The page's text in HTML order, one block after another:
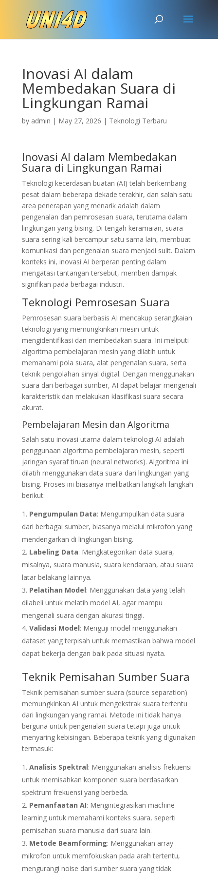
Inovasi AI dalam
Membedakan Suara di
Lingkungan Ramai
by admin | May 27, 2026 | Teknologi Terbaru
Inovasi AI dalam Membedakan
Suara di Lingkungan Ramai
Teknologi kecerdasan buatan (AI) telah berkembang
pesat dalam beberapa dekade terakhir, dan salah satu
area penerapan yang menarik adalah dalam
pengenalan dan pemrosesan suara, terutama dalam
lingkungan yang bising. Di tengah keramaian, suara-
suara sering kali bercampur satu sama lain, membuat
komunikasi dan pengenalan suara menjadi sulit. Dalam
konteks ini, inovasi AI berperan penting dalam
mengatasi tantangan tersebut, memberi dampak
signifikan pada berbagai industri.
Teknologi Pemrosesan Suara
Pemrosesan suara berbasis AI mencakup serangkaian
teknologi yang memungkinkan mesin untuk
mengidentifikasi dan membedakan suara. Ini meliputi
algoritma pembelajaran mesin yang dilatih untuk
memahami pola suara, alat pengenalan suara, serta
teknik pengolahan sinyal digital. Dengan menggunakan
suara dari berbagai sumber, AI dapat belajar mengenali
karakteristik dan melakukan klasifikasi suara secara
akurat.
Pembelajaran Mesin dan Algoritma
Salah satu inovasi utama dalam teknologi AI adalah
penggunaan algoritma pembelajaran mesin, seperti
jaringan syaraf tiruan (neural networks). Algoritma ini
dilatih menggunakan data suara dari lingkungan yang
bising. Proses ini biasanya melibatkan langkah-langkah
berikut:
Pengumpulan Data: Mengumpulkan data suara
dari berbagai sumber, biasanya melalui mikrofon yang
mendengarkan di lingkungan bising.
Labeling Data: Mengkategorikan data suara,
misalnya, suara manusia, suara kendaraan, atau suara
latar belakang lainnya.
Pelatihan Model: Menggunakan data yang telah
dilabeli untuk melatih model AI, agar mampu
mengenali suara dengan akurasi tinggi.
Validasi Model: Menguji model menggunakan
dataset yang terpisah untuk memastikan bahwa model
dapat bekerja dengan baik pada situasi nyata.
Teknik Pemisahan Sumber Suara
Teknik pemisahan sumber suara (source separation)
memungkinkan AI untuk mengekstrak suara tertentu
dari lingkungan yang ramai. Metode ini tidak hanya
berguna untuk pengenalan suara tetapi juga untuk
menyaring kebisingan. Beberapa teknik yang digunakan
termasuk:
Analisis Spektral: Menggunakan analisis frekuensi
untuk memisahkan komponen suara berdasarkan
spektrum frekuensi yang berbeda.
Pemanfaatan AI: Mengintegrasikan machine
learning untuk memahami konteks suara, seperti
pemisahan suara manusia dari suara lain.
Metode Beamforming: Menggunakan array
mikrofon untuk memfokuskan pada arah tertentu,
mengurangi noise dari sumber suara yang tidak